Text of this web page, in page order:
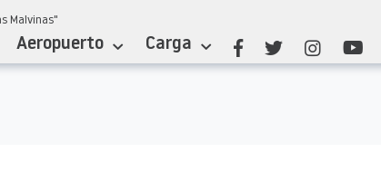
Malvinas"
Aeropuerto Carga